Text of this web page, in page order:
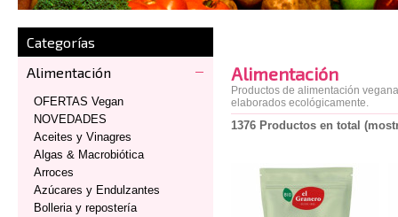
Categorías
Alimentación
OFERTAS Vegan
NOVEDADES
Aceites y Vinagres
Algas & Macrobiótica
Arroces
Azúcares y Endulzantes
Bolleria y repostería
Alimentación
Productos de alimentación
elaborados ecológicamente.
1376 Productos en total